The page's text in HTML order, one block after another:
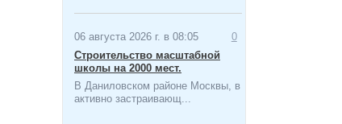
06 августа 2026 г. в 08:05
0
Строительство масштабной
школы на 2000 мест​.
В Даниловском районе Москвы, в
активно застраивающ...